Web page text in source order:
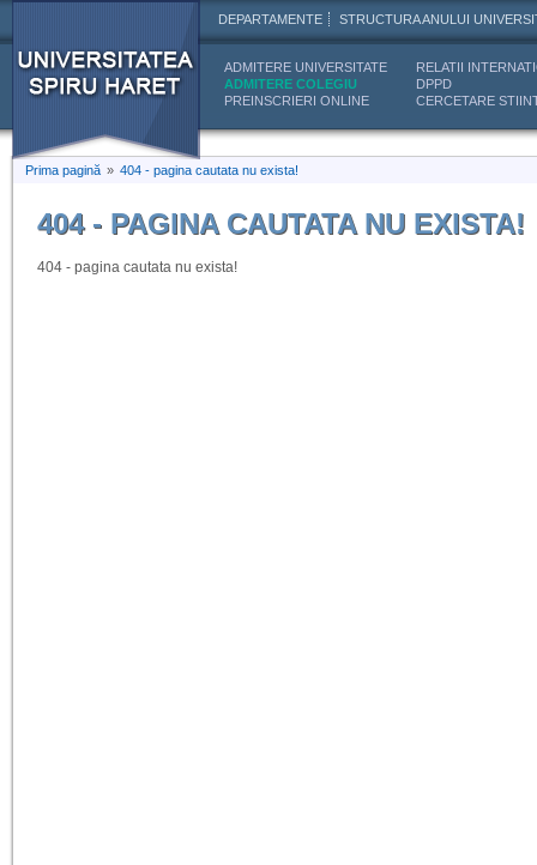
DEPARTAMENTE STRUCTURA ANULUI
ADMITERE UNIVERSITATE
ADMITERE COLEGIU
PREINSCRIERI ONLINE
RELATII
DPPD
CERCETARE
Prima pagină » 404 - pagina cautata nu exista!
404 - PAGINA CAUTATA NU EXISTA!
404 - pagina cautata nu exista!